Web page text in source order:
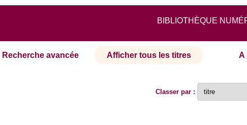
BIBLIOTHÈQUE
Recherche avancée Afficher tous les titres A
Classer par :